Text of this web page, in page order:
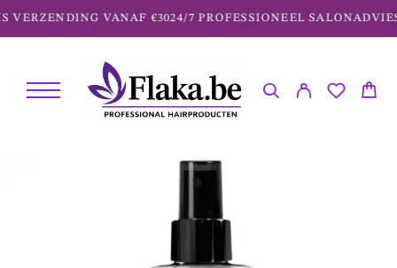
VERZENDING VANAF €3024/7 PROFESSIONEEL SALONADVIES